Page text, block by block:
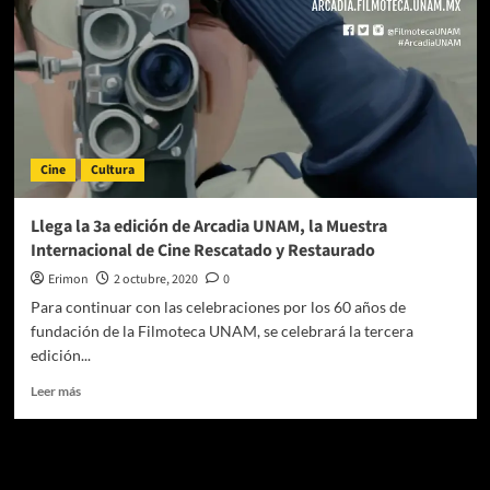
Cine Cultura
Llega la 3a edición de Arcadia UNAM, la Muestra
Internacional de Cine Rescatado y Restaurado
Erimon 2 octubre, 2020
0
Para continuar con las celebraciones por los 60 años de
fundación de la Filmoteca UNAM, se celebrará la tercera
edición...
Leer másLeer